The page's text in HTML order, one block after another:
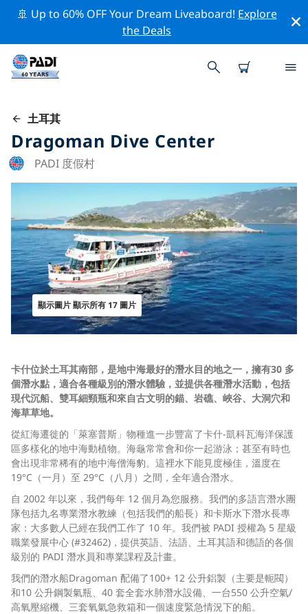
🚢 Up to 60% OFF Your Dream Liveaboard! Explore
the Deals
土耳其
Dragoman Dive Center
PADI 度假村
顯示圖片 顯示所有 17 圖片
卡什位於土耳其南部，是地中海最好的潛水目的地之一，擁有30 多
個潛水點，適合各種級別的潛水體驗，並提供各種潛水活動，包括
現代沉船、雙耳細頸瓶和來自古文明的錨、岩礁、峽谷、大洞穴和
海草草地。
從紅海遷徙的「萊塞普斯」物種進一步豐富了卡什-凱科瓦海洋保護
區多樣化的地中海動植物。海龜常常會和你一起游泳；甚至有時也
會出現非常稀有的地中海僧海豹。這裡水下能見度極佳，溫度在
19°C（一月）至 29°C（八月）之間，全年適合潛水。
自 2002 年以來，我們每年 12 個月為您服務。我們的多語言潛水團
隊包括九名專業潛水教練（包括我們的船長）和卡斯水下潛水長專
家：大多數人已經在我們工作了 10 年。我們被 PADI 授權為 5 星級
職業發展中心 (#32462)，提供英語、法語、土耳其語和德語的各個
級別的 PADI 潛水員和專業課程及計畫。
我們的潛水船Dragoman 配備了100+ 12 公升鋁製（主要是軛閥）
和10 公升鋼製氣瓶、40 套全套水肺潛水設備、一台550 公升空氣/
高氧壓縮機、三套氧氣急救箱和一個速度緊急情況下的船。